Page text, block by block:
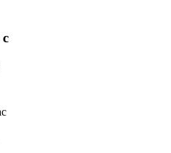
с